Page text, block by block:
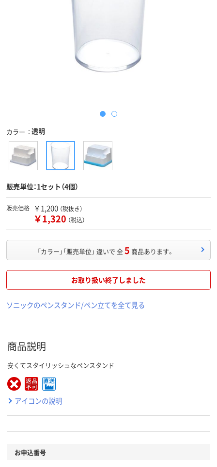
カラー 透明
販売単位：1セット（4個）
販売価格 ￥1,200 （税抜き）
￥1,320 （税込）
「カラー」「販売単位」 違いで 全5 商品あります。
お取り扱い終了しました
ソニックのペンスタンド/ペン立てを全て見る
商品説明
安くてスタイリッシュなペンスタンド
アイコンの説明
お申込番号